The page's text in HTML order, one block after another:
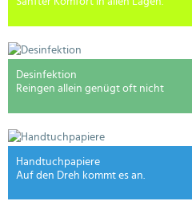
Desinfektion
Reingen allein genügt oft nicht
Handtuchpapiere
Auf den Dreh kommt es an.